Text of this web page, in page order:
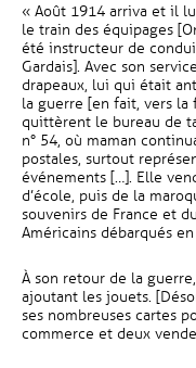
« Août 1914 arriva et il
le train des équipages
été instructeur de
Gardais]. Avec son
drapeaux, lui qui était
la guerre [en fait, vers la
quittèrent le bureau de
n° 54, où maman
postales, surtout
événements […]. Elle
d’école, puis de la
souvenirs de France et
Américains débarqués en
À son retour de la
ajoutant les jouets.
ses nombreuses cartes
commerce et deux